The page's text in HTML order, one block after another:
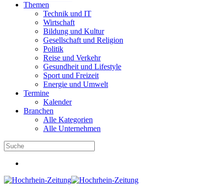
Themen
Technik und IT
Wirtschaft
Bildung und Kultur
Gesellschaft und Religion
Politik
Reise und Verkehr
Gesundheit und Lifestyle
Sport und Freizeit
Energie und Umwelt
Termine
Kalender
Branchen
Alle Kategorien
Alle Unternehmen